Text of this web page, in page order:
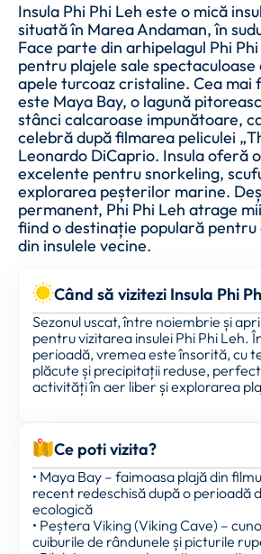
Insula Phi Phi Leh este o mică
situată în Marea Andaman, în
Face parte din arhipelagul Phi
pentru plajele sale spectaculoase
apele turcoaz cristaline. Cea mai
este Maya Bay, o lagună
stânci calcaroase impunătoare,
celebră după filmarea peliculei
Leonardo DiCaprio. Insula oferă
excelente pentru snorkeling,
explorarea peșterilor marine.
permanent, Phi Phi Leh atrage
fiind o destinație populară pentru
din insulele vecine.
Când să vizitezi Insula Phi
Sezonul uscat, între noiembrie și
pentru vizitarea insulei Phi Phi Leh.
perioadă, vremea este însorită, cu
plăcute și precipitații reduse,
activități în aer liber și explorarea
Ce poti vizita?
• Maya Bay – faimoasa plajă din
recent redeschisă după o perioadă
ecologică
• Peștera Viking (Viking Cave) –
cuiburile de rândunele și picturile